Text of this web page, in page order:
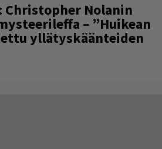
Christopher Nolanin
– ”Huikean
yllätyskäänteiden